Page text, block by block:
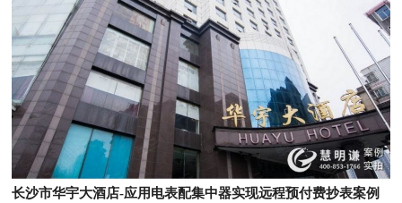
长沙市华宇大酒店-应用电表配集中器实现远程预付费抄表案例